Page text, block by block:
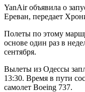
YanAir объявила о
Ереван, передает
Полеты по этому
основе один раз в
сентября.
Вылеты из Одессы
13:30. Время в пути
самолет Boeing 737.